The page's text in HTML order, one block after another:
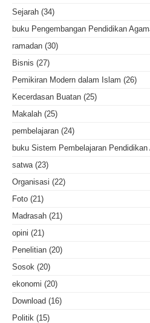
Sejarah (34)
buku Pengembangan Pendidikan
ramadan (30)
Bisnis (27)
Pemikiran Modern dalam Islam (26)
Kecerdasan Buatan (25)
Makalah (25)
pembelajaran (24)
buku Sistem Pembelajaran Pendidikan
satwa (23)
Organisasi (22)
Foto (21)
Madrasah (21)
opini (21)
Penelitian (20)
Sosok (20)
ekonomi (20)
Download (16)
Politik (15)